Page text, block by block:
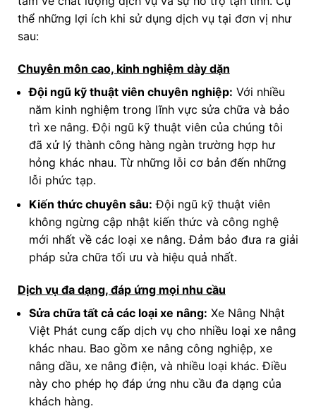
thể những lợi ích khi sử dụng dịch vụ tại đơn vị như
sau:
Chuyên môn cao, kinh nghiệm dày dặn
Đội ngũ kỹ thuật viên chuyên nghiệp: Với nhiều
năm kinh nghiệm trong lĩnh vực sửa chữa và bảo
trì xe nâng. Đội ngũ kỹ thuật viên của chúng tôi
đã xử lý thành công hàng ngàn trường hợp hư
hỏng khác nhau. Từ những lỗi cơ bản đến những
lỗi phức tạp.
Kiến thức chuyên sâu: Đội ngũ kỹ thuật viên
không ngừng cập nhật kiến thức và công nghệ
mới nhất về các loại xe nâng. Đảm bảo đưa ra giải
pháp sửa chữa tối ưu và hiệu quả nhất.
Dịch vụ đa dạng, đáp ứng mọi nhu cầu
Sửa chữa tất cả các loại xe nâng: Xe Nâng Nhật
Việt Phát cung cấp dịch vụ cho nhiều loại xe nâng
khác nhau. Bao gồm xe nâng công nghiệp, xe
nâng dầu, xe nâng điện, và nhiều loại khác. Điều
này cho phép họ đáp ứng nhu cầu đa dạng của
khách hàng.